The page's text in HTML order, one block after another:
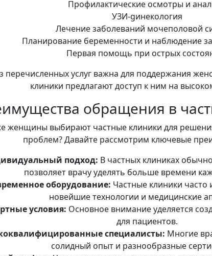
Профилактические осмотры и
УЗИ-gинекология
Лечение заболеваний мочеполовой
Планирование беременности и наблюдение
Первая помощь при острых
перечисленных услуг важна для поддержания
клиники предлагают доступ к ним на
обращения в
женщины выбирают частные клиники для
проблем? Давайте рассмотрим ключевые
подход: В частных клиниках
позволяет врачу уделять больше времени
оборудование: Частные клиники
новейшие технологии и медицинские
условия: Основное внимание уделяется
для пациентов.
специалисты: Многие
солидный опыт и разнообразные